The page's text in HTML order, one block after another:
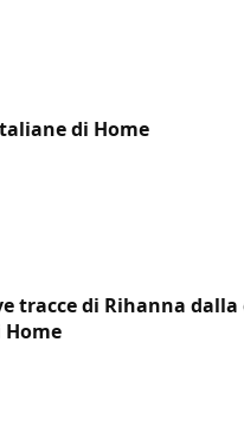
di Home
tracce di Rihanna